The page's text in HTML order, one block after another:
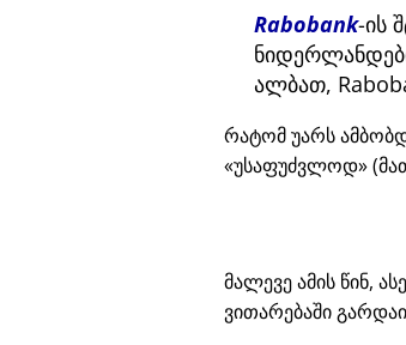
Rabobank-ის
ალბათ,
რატომ უარს
უსაფუძვლოდ
მალევე ამის წინ,
ვითარებაში